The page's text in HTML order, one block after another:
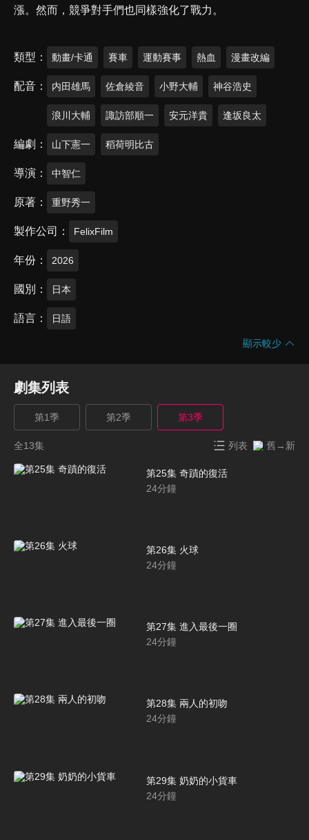
漲。然而，競爭對手們也同樣強化了戰力。
類型 動畫/卡通 賽車 運動賽事 熱血 漫畫改編
配音 内田雄馬 佐倉綾音 小野大輔 神谷浩史
浪川大輔 諏訪部順一 安元洋貴 逢坂良太
編劇 山下憲一 稻荷明比古
導演 中智仁
原著 重野秀一
製作公司 FelixFilm
年份 2026
國別 日本
語言 日語
顯示較少
劇集列表
第1季 第2季 第3季
全13集 列表 舊→新
第25集 奇蹟的復活
24分鐘
第26集 火球
24分鐘
第27集 進入最後一圈
24分鐘
第28集 兩人的初吻
24分鐘
第29集 奶奶的小貨車
24分鐘